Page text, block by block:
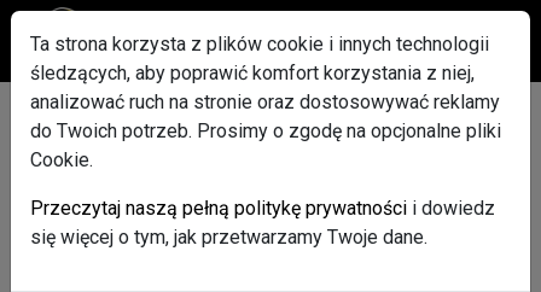
Kasjer-Sprzedawca Stary
Sącz (K/M) 1/4 etatu
Kasjer pracownik sklepu
Ta strona korzysta z plików cookie i innych technologii
śledzących, aby poprawić komfort korzystania z niej,
analizować ruch na stronie oraz dostosowywać reklamy
do Twoich potrzeb. Prosimy o zgodę na opcjonalne pliki
Cookie.
Przeczytaj naszą pełną politykę prywatności i dowiedz
się więcej o tym, jak przetwarzamy Twoje dane.